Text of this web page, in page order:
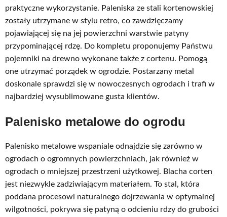
praktyczne wykorzystanie. Paleniska ze stali kortenowskiej
zostały utrzymane w stylu retro, co zawdzięczamy
pojawiającej się na jej powierzchni warstwie patyny
przypominającej rdzę. Do kompletu proponujemy Państwu
pojemniki na drewno wykonane także z cortenu. Pomogą
one utrzymać porządek w ogrodzie. Postarzany metal
doskonale sprawdzi się w nowoczesnych ogrodach i trafi w
najbardziej wysublimowane gusta klientów.
Palenisko metalowe do ogrodu
Palenisko metalowe wspaniale odnajdzie się zarówno w
ogrodach o ogromnych powierzchniach, jak również w
ogrodach o mniejszej przestrzeni użytkowej. Blacha corten
jest niezwykle zadziwiającym materiałem. To stal, która
poddana procesowi naturalnego dojrzewania w optymalnej
wilgotności, pokrywa się patyną o odcieniu rdzy do grubości